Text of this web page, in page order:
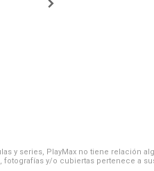
y series, PlayMax no tiene relación
fotografías y/o cubiertas pertenece a